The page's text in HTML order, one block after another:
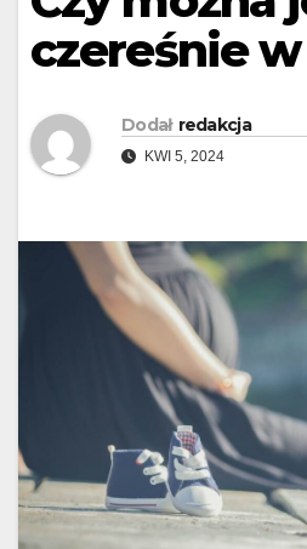
czereśnie
Dodał redakcja
KWI 5, 2024